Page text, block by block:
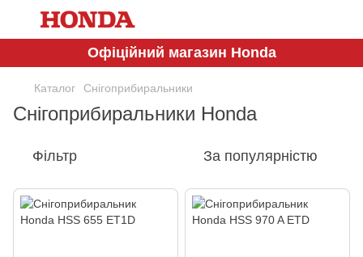
Офіційний магазин Honda
Каталог Снігоприбиральники
Снігоприбиральники Honda
Фільтр За популярністю